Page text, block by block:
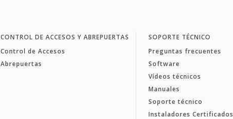
CONTROL DE ACCESOS Y ABREPUERTAS
Control de Accesos
Abrepuertas
SOPORTE TÉCNICO
Preguntas frecuentes
Software
Vídeos técnicos
Manuales
Soporte técnico
Instaladores Certificados